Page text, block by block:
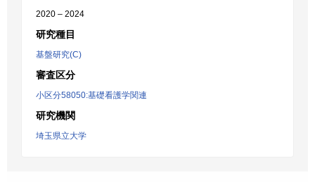
2020 – 2024
研究種目
基盤研究(C)
審査区分
小区分58050:基礎看護学関連
研究機関
埼玉県立大学